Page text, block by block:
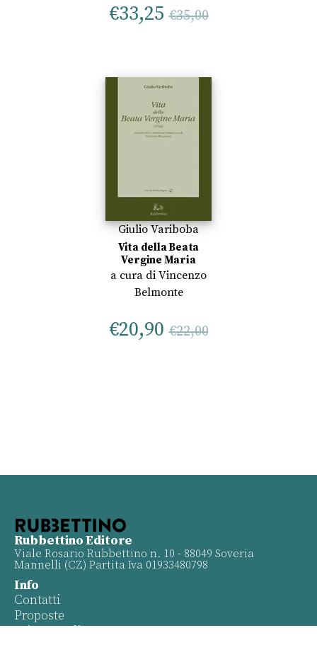
€33,25 €35,00
Giulio Variboba
Vita della Beata
Vergine Maria
a cura di Vincenzo
Belmonte
€20,90 €22,00
Rubbettino Editore
Viale Rosario Rubbettino n. 10 - 88049 Soveria
Mannelli (CZ) Partita Iva 01933480798
Info
Contatti
Proposte
Privacy policy